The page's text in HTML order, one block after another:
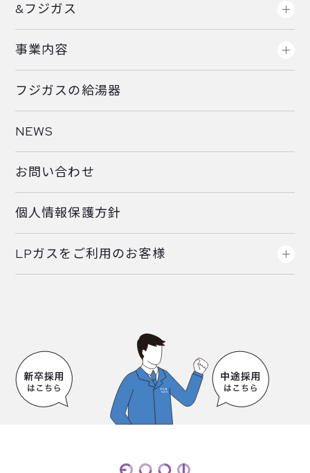
&フジガス
事業内容
フジガスの給湯器
NEWS
お問い合わせ
個人情報保護方針
LPガスをご利用のお客様